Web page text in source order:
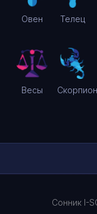
Овен Телец
Весы Скорпион
Сонник I-